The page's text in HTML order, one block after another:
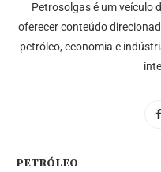
Petrosolgas é um veículo
oferecer conteúdo
petróleo, economia e
PETRÓLEO